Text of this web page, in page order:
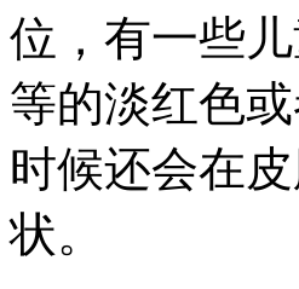
位，有一些
等的淡红色
时候还会在
状。